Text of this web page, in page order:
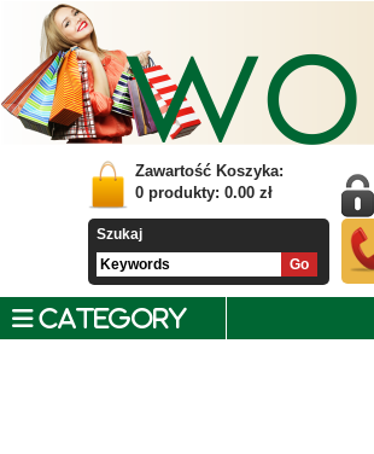
Zawartość Koszyka:
0 produkty: 0.00 zł
Szukaj
CATEGORY